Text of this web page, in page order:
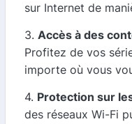
sur Internet de
3. Accès à des
Profitez de vos
importe où vous
4. Protection sur
des réseaux Wi-Fi